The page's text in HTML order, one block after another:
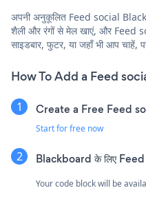
अपनी अनुकूलित Feed social
शैली और रंगों से मेल खाएं, और Feed
साइडबार, फुटर, या जहाँ भी आप चाहें,
How To Add a Feed
Create a Free Feed
Start for free now
Blackboard के लिए Feed
Your code block will be